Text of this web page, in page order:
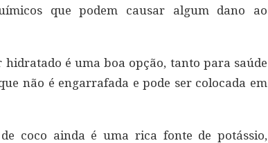
que podem causar algum dano ao
é uma boa opção, tanto para saúde
não é engarrafada e pode ser colocada em
coco ainda é uma rica fonte de potássio,